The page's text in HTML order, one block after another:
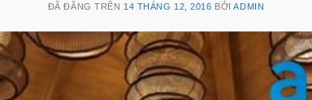
ĐÃ ĐĂNG TRÊN 14 THÁNG 12, 2016 BỞIADMIN